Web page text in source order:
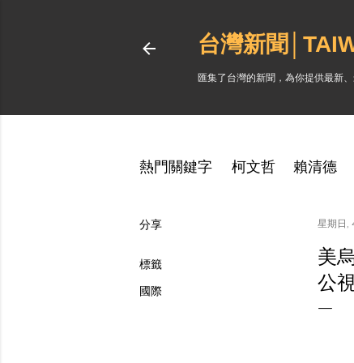
台灣新聞
匯集了台灣的新聞，為你提供最新
熱門關鍵字 柯文哲 賴清德
分享
標籤
國際
星期日,
美
公